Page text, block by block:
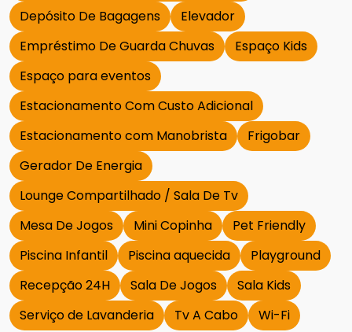
Depósito De Bagagens
Elevador
Empréstimo De Guarda Chuvas
Espaço Kids
Espaço para eventos
Estacionamento Com Custo Adicional
Estacionamento com Manobrista
Frigobar
Gerador De Energia
Lounge Compartilhado / Sala De Tv
Mesa De Jogos
Mini Copinha
Pet Friendly
Piscina Infantil
Piscina aquecida
Playground
Recepção 24H
Sala De Jogos
Sala Kids
Serviço de Lavanderia
Tv A Cabo Wi-Fi